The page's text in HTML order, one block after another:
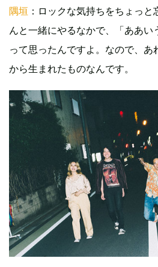
隅垣 ：ロックな気持ちをちょっと
んと一緒にやるなかで、「ああい
って思ったんですよ。なので、あ
から生まれたものなんです。